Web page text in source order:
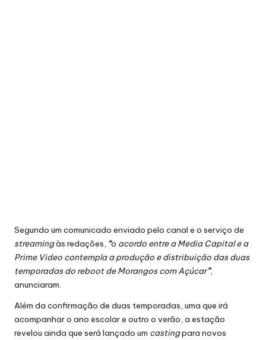
Segundo um comunicado enviado pelo canal e o serviço de
streamingàs redações, “o acordo entre a Media Capital e a
Prime Video contempla a produção e distribuição das duas
temporadas do reboot de Morangos com Açúcar”,
anunciaram.
Além da confirmação de duas temporadas, uma que irá
acompanhar o ano escolar e outro o verão, a estação
revelou ainda que será lançado um castingpara novos